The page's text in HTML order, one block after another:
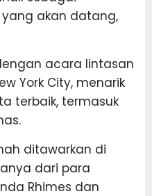
akan datang,
acara lintasan
York City, menarik
terbaik, termasuk
ditawarkan di
dari para
Rhimes dan